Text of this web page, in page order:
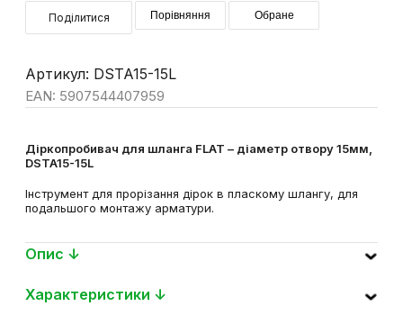
Поділитися Порівняння Обране
Артикул: DSTA15-15L
EAN: 5907544407959
Діркопробивач для шланга FLAT – діаметр отвору 15мм,
DSTA15-15L
Інструмент для прорізання дірок в пласкому шлангу, для
подальшого монтажу арматури.
Опис ↓
Характеристики ↓